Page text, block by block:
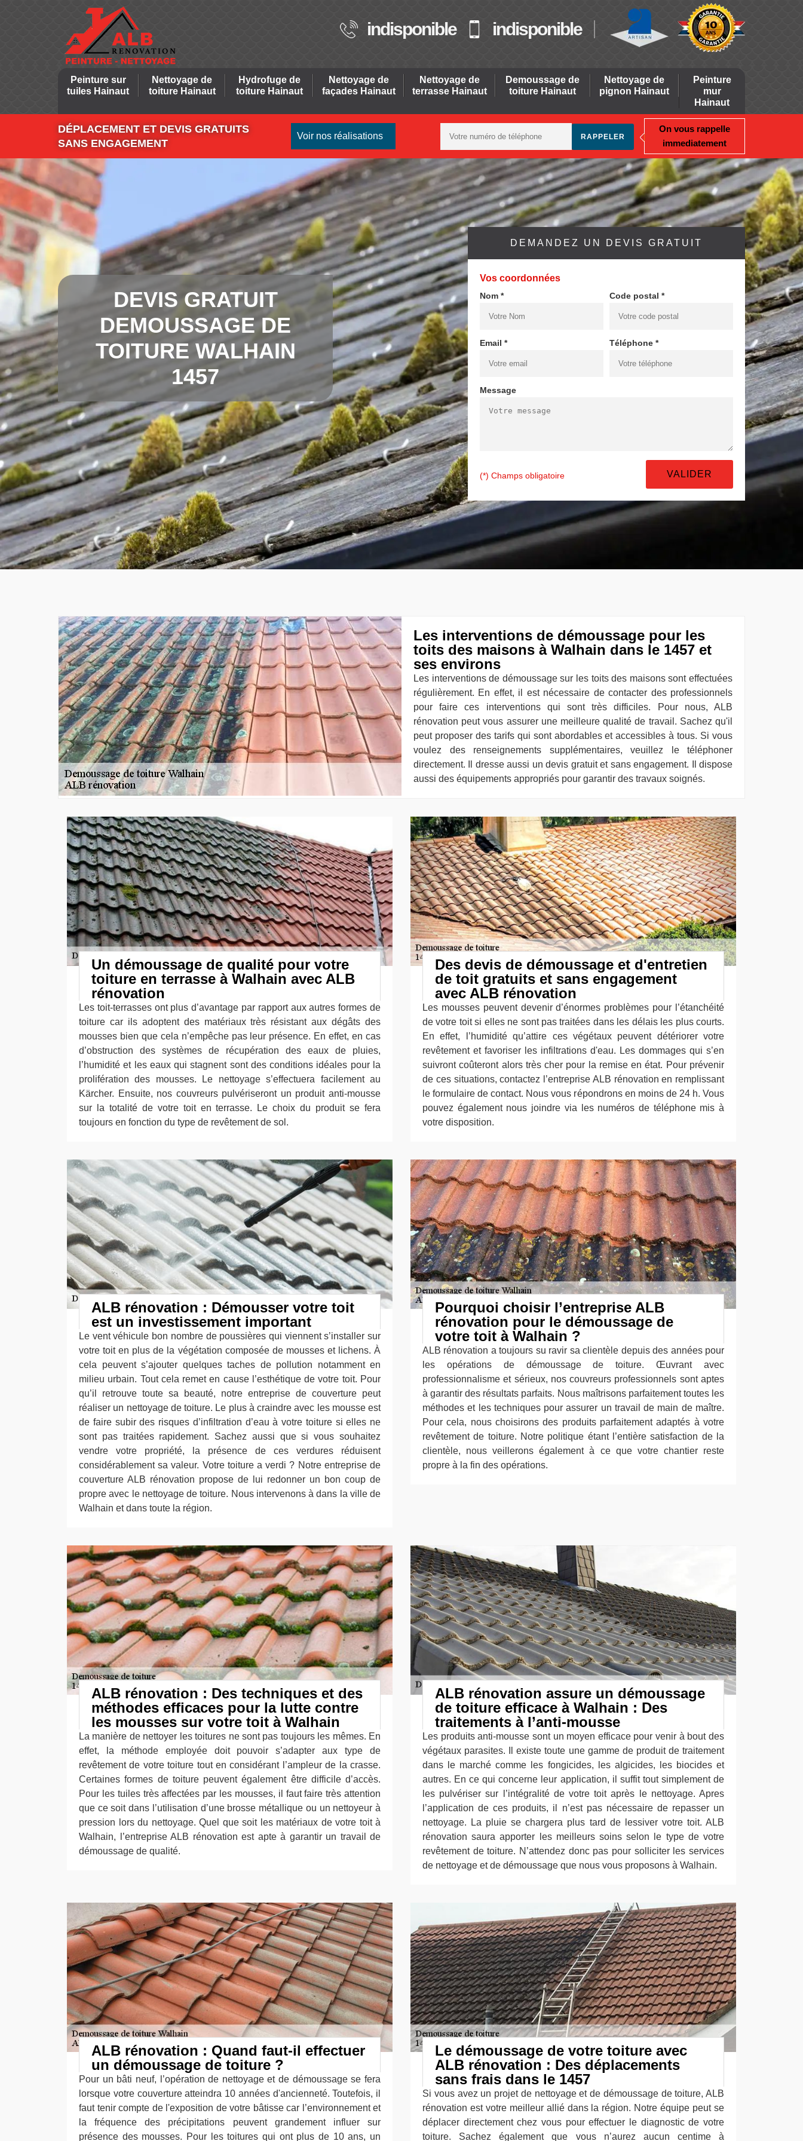
indisponible indisponible
Peinture sur
tuiles Hainaut
Nettoyage de
toiture Hainaut
Hydrofuge de
toiture Hainaut
Nettoyage de
façades Hainaut
Nettoyage de
terrasse Hainaut
Demoussage de
toiture Hainaut
Nettoyage de
pignon Hainaut
Peinture
mur
Hainaut
DÉPLACEMENT ET DEVIS GRATUITS
SANS ENGAGEMENT
Voir nos réalisations
On vous rappelle
immediatement
DEVIS GRATUIT
DEMOUSSAGE DE
TOITURE WALHAIN
1457
DEMANDEZ UN DEVIS GRATUIT
Vos coordonnées
Nom * Code postal *
Email * Téléphone *
Message
(*) Champs obligatoire
Les interventions de démoussage pour les
toits des maisons à Walhain dans le 1457 et
ses environs
Les interventions de démoussage sur les toits des maisons sont effectuées
régulièrement. En effet, il est nécessaire de contacter des professionnels
pour faire ces interventions qui sont très difficiles. Pour nous, ALB
rénovation peut vous assurer une meilleure qualité de travail. Sachez qu'il
peut proposer des tarifs qui sont abordables et accessibles à tous. Si vous
voulez des renseignements supplémentaires, veuillez le téléphoner
directement. Il dresse aussi un devis gratuit et sans engagement. Il dispose
aussi des équipements appropriés pour garantir des travaux soignés.
Un démoussage de qualité pour votre
toiture en terrasse à Walhain avec ALB
rénovation
Les toit-terrasses ont plus d’avantage par rapport aux autres formes de
toiture car ils adoptent des matériaux très résistant aux dégâts des
mousses bien que cela n’empêche pas leur présence. En effet, en cas
d’obstruction des systèmes de récupération des eaux de pluies,
l’humidité et les eaux qui stagnent sont des conditions idéales pour la
prolifération des mousses. Le nettoyage s’effectuera facilement au
Kärcher. Ensuite, nos couvreurs pulvériseront un produit anti-mousse
sur la totalité de votre toit en terrasse. Le choix du produit se fera
toujours en fonction du type de revêtement de sol.
Des devis de démoussage et d'entretien
de toit gratuits et sans engagement
avec ALB rénovation
Les mousses peuvent devenir d’énormes problèmes pour l’étanchéité
de votre toit si elles ne sont pas traitées dans les délais les plus courts.
En effet, l’humidité qu’attire ces végétaux peuvent détériorer votre
revêtement et favoriser les infiltrations d'eau. Les dommages qui s’en
suivront coûteront alors très cher pour la remise en état. Pour prévenir
de ces situations, contactez l’entreprise ALB rénovation en remplissant
le formulaire de contact. Nous vous répondrons en moins de 24 h. Vous
pouvez également nous joindre via les numéros de téléphone mis à
votre disposition.
ALB rénovation : Démousser votre toit
est un investissement important
Le vent véhicule bon nombre de poussières qui viennent s’installer sur
votre toit en plus de la végétation composée de mousses et lichens. À
cela peuvent s’ajouter quelques taches de pollution notamment en
milieu urbain. Tout cela remet en cause l’esthétique de votre toit. Pour
qu’il retrouve toute sa beauté, notre entreprise de couverture peut
réaliser un nettoyage de toiture. Le plus à craindre avec les mousse est
de faire subir des risques d’infiltration d’eau à votre toiture si elles ne
sont pas traitées rapidement. Sachez aussi que si vous souhaitez
vendre votre propriété, la présence de ces verdures réduisent
considérablement sa valeur. Votre toiture a verdi ? Notre entreprise de
couverture ALB rénovation propose de lui redonner un bon coup de
propre avec le nettoyage de toiture. Nous intervenons à dans la ville de
Walhain et dans toute la région.
Pourquoi choisir l’entreprise ALB
rénovation pour le démoussage de
votre toit à Walhain ?
ALB rénovation a toujours su ravir sa clientèle depuis des années pour
les opérations de démoussage de toiture. Œuvrant avec
professionnalisme et sérieux, nos couvreurs professionnels sont aptes
à garantir des résultats parfaits. Nous maîtrisons parfaitement toutes les
méthodes et les techniques pour assurer un travail de main de maître.
Pour cela, nous choisirons des produits parfaitement adaptés à votre
revêtement de toiture. Notre politique étant l’entière satisfaction de la
clientèle, nous veillerons également à ce que votre chantier reste
propre à la fin des opérations.
ALB rénovation : Des techniques et des
méthodes efficaces pour la lutte contre
les mousses sur votre toit à Walhain
La manière de nettoyer les toitures ne sont pas toujours les mêmes. En
effet, la méthode employée doit pouvoir s’adapter aux type de
revêtement de votre toiture tout en considérant l’ampleur de la crasse.
Certaines formes de toiture peuvent également être difficile d’accès.
Pour les tuiles très affectées par les mousses, il faut faire très attention
que ce soit dans l’utilisation d’une brosse métallique ou un nettoyeur à
pression lors du nettoyage. Quel que soit les matériaux de votre toit à
Walhain, l’entreprise ALB rénovation est apte à garantir un travail de
démoussage de qualité.
ALB rénovation assure un démoussage
de toiture efficace à Walhain : Des
traitements à l’anti-mousse
Les produits anti-mousse sont un moyen efficace pour venir à bout des
végétaux parasites. Il existe toute une gamme de produit de traitement
dans le marché comme les fongicides, les algicides, les biocides et
autres. En ce qui concerne leur application, il suffit tout simplement de
les pulvériser sur l’intégralité de votre toit après le nettoyage. Apres
l’application de ces produits, il n’est pas nécessaire de repasser un
nettoyage. La pluie se chargera plus tard de lessiver votre toit. ALB
rénovation saura apporter les meilleurs soins selon le type de votre
revêtement de toiture. N’attendez donc pas pour solliciter les services
de nettoyage et de démoussage que nous vous proposons à Walhain.
ALB rénovation : Quand faut-il effectuer
un démoussage de toiture ?
Pour un bâti neuf, l’opération de nettoyage et de démoussage se fera
lorsque votre couverture atteindra 10 années d'ancienneté. Toutefois, il
faut tenir compte de l'exposition de votre bâtisse car l’environnement et
la fréquence des précipitations peuvent grandement influer sur
présence des mousses. Pour les toitures qui ont plus de 10 ans, un
Le démoussage de votre toiture avec
ALB rénovation : Des déplacements
sans frais dans le 1457
Si vous avez un projet de nettoyage et de démoussage de toiture, ALB
rénovation est votre meilleur allié dans la région. Notre équipe peut se
déplacer directement chez vous pour effectuer le diagnostic de votre
toiture. Sachez également que vous n’aurez aucun centime à